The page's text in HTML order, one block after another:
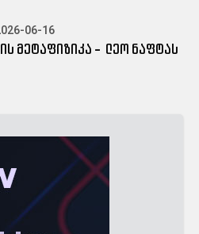
06-16
მეტაფიზიკა - ლეო ნაფტას